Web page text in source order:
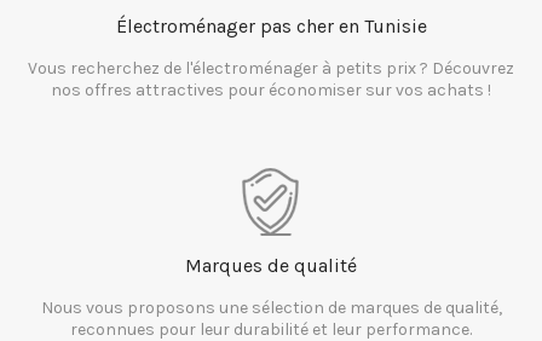
Électroménager pas cher en Tunisie
Vous recherchez de l'électroménager à petits prix ? Découvrez
nos offres attractives pour économiser sur vos achats !
Marques de qualité
Nous vous proposons une sélection de marques de qualité,
reconnues pour leur durabilité et leur performance.